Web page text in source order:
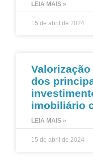
LEIA MAIS »
15 de abril de 2024
dos
imobiliário
LEIA MAIS »
15 de abril de 2024